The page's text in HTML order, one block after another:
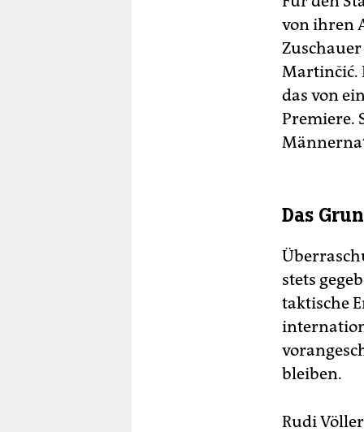
von ihren
Martinčić.
das von
Premiere.
Das
stets
taktische
bleiben.
Rudi